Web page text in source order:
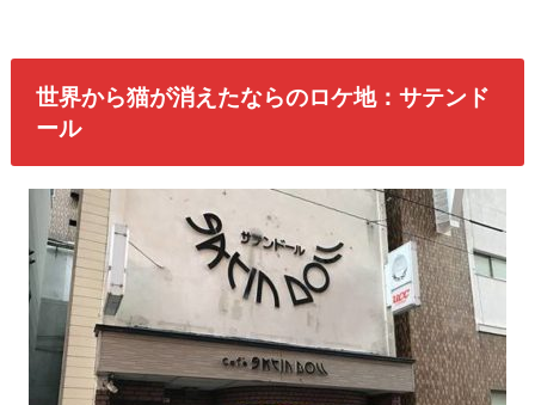
世界から猫が消えたならのロケ地：サテンド
ール